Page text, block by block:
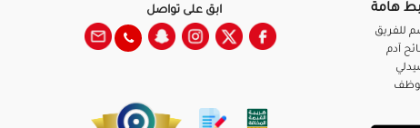
هامة
للفريق
آدم
ابق على تواصل